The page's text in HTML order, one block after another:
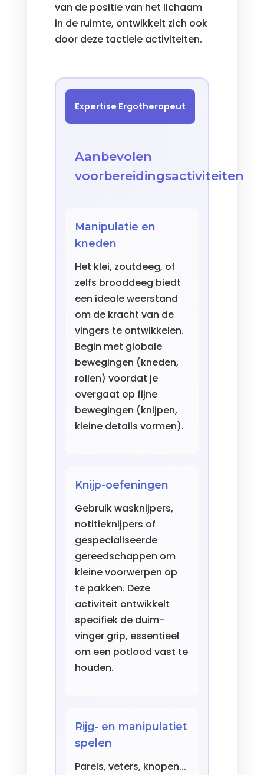
van de positie van het lichaam
in de ruimte, ontwikkelt zich ook
door deze tactiele activiteiten.
Expertise Ergotherapeut
Aanbevolen
voorbereidingsactiviteiten
Manipulatie en
kneden
Het klei, zoutdeeg, of
zelfs brooddeeg biedt
een ideale weerstand
om de kracht van de
vingers te ontwikkelen.
Begin met globale
bewegingen (kneden,
rollen) voordat je
overgaat op fijne
bewegingen (knijpen,
kleine details vormen).
Knijp-oefeningen
Gebruik wasknijpers,
notitieknijpers of
gespecialiseerde
gereedschappen om
kleine voorwerpen op
te pakken. Deze
activiteit ontwikkelt
specifiek de duim-
vinger grip, essentieel
om een potlood vast te
houden.
Rijg- en manipulatiet
spelen
Parels, veters, knopen...